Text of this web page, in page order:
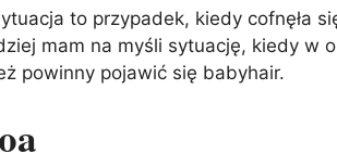
to przypadek, kiedy cofnęła
mam na myśli sytuację, kiedy w
powinny pojawić się babyhair.